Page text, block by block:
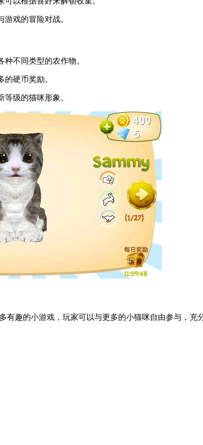
戏的冒险对战。
不同类型的农作物。
硬币奖励。
级的猫咪形象。
有趣的小游戏，玩家可以与更多的小猫咪自由参与，